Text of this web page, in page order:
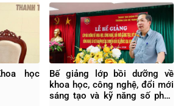
học
Bế giảng lớp bồi dưỡng về
khoa học, công nghệ, đổi mới
sáng tạo và kỹ năng số phục